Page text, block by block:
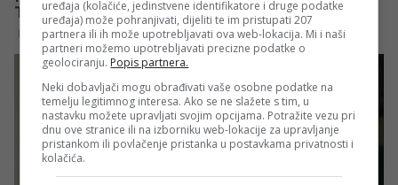
uređaja (kolačiće, jedinstvene identifikatore i druge podatke
uređaja) može pohranjivati, dijeliti te im pristupati 207
partnera ili ih može upotrebljavati ova web-lokacija. Mi i naši
partneri možemo upotrebljavati precizne podatke o
geolociranju. Popis partnera.
Neki dobavljači mogu obrađivati vaše osobne podatke na
temelju legitimnog interesa. Ako se ne slažete s tim, u
nastavku možete upravljati svojim opcijama. Potražite vezu pri
dnu ove stranice ili na izborniku web-lokacije za upravljanje
pristankom ili povlačenje pristanka u postavkama privatnosti i
kolačića.